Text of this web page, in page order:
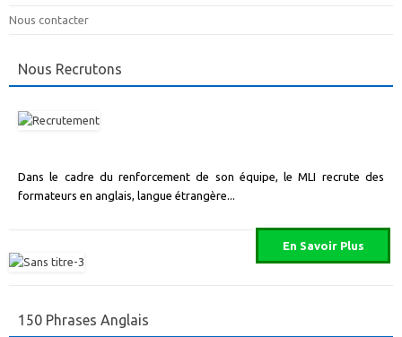
Nous contacter
Nous Recrutons
Dans le cadre du renforcement de son équipe, le MLI recrute des
formateurs en anglais, langue étrangère...
150 Phrases Anglais